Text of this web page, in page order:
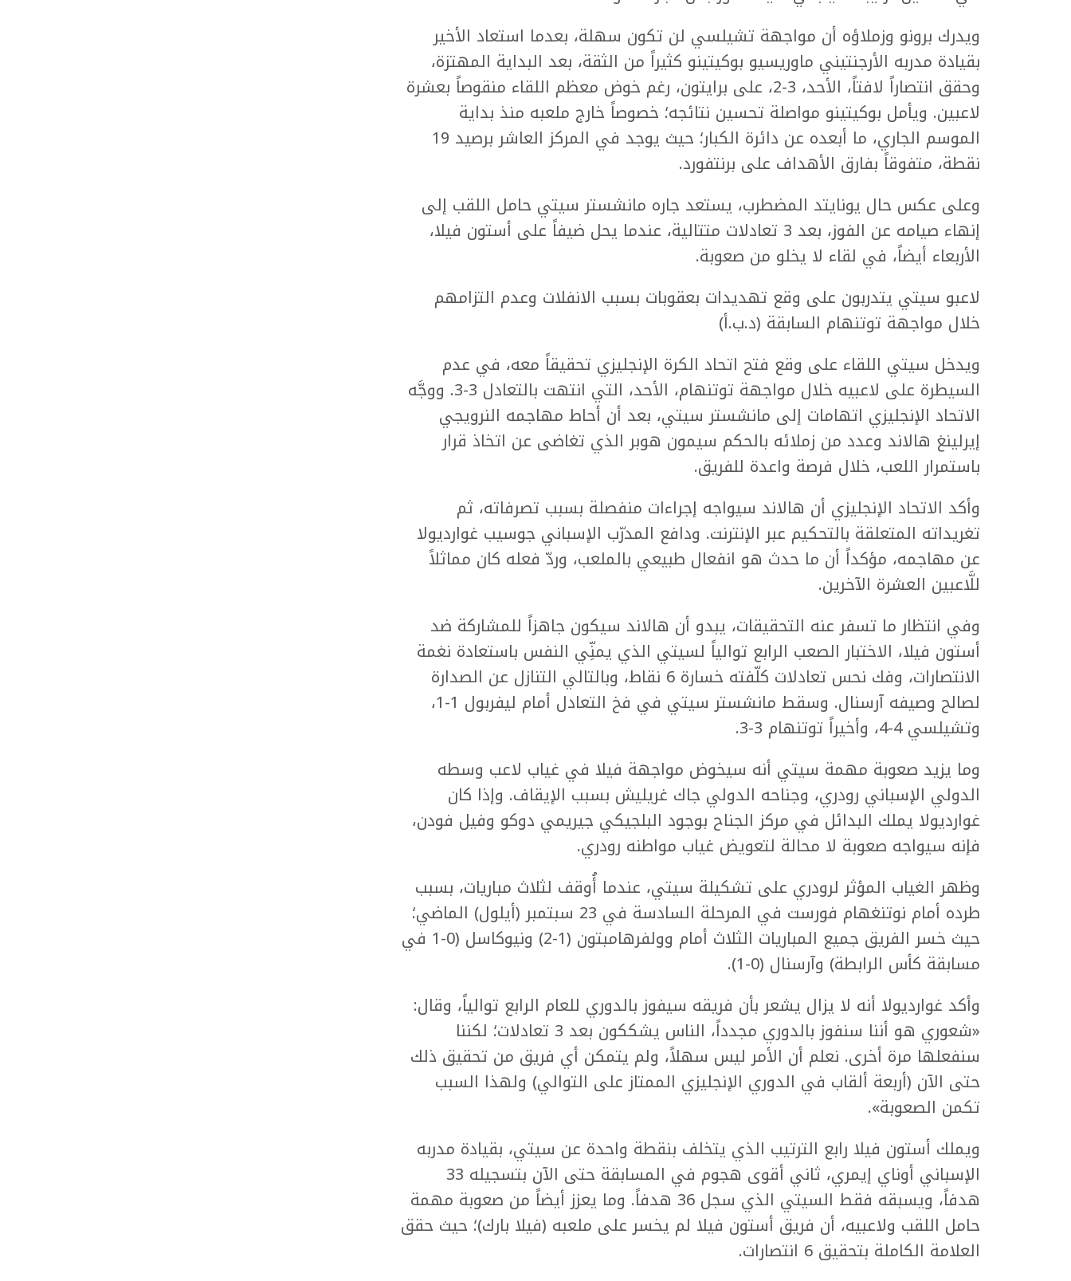
ويدرك برونو وزملاؤه أن مواجهة تشيلسي لن تكون سهلة، بعدما استعاد الأخير
بقيادة مدربه الأرجنتيني ماوريسيو بوكيتينو كثيراً من الثقة، بعد البداية المهتزة،
وحقق انتصاراً لافتاً، الأحد، 3-2، على برايتون، رغم خوض معظم اللقاء منقوصاً بعشرة
لاعبين. ويأمل بوكيتينو مواصلة تحسين نتائجه؛ خصوصاً خارج ملعبه منذ بداية
الموسم الجاري، ما أبعده عن دائرة الكبار؛ حيث يوجد في المركز العاشر برصيد 19
نقطة، متفوقاً بفارق الأهداف على برنتفورد.
وعلى عكس حال يونايتد المضطرب، يستعد جاره مانشستر سيتي حامل اللقب إلى
إنهاء صيامه عن الفوز، بعد 3 تعادلات متتالية، عندما يحل ضيفاً على أستون فيلا،
الأربعاء أيضاً، في لقاء لا يخلو من صعوبة.
لاعبو سيتي يتدربون على وقع تهديدات بعقوبات بسبب الانفلات وعدم التزامهم
خلال مواجهة توتنهام السابقة (د.ب.أ)
ويدخل سيتي اللقاء على وقع فتح اتحاد الكرة الإنجليزي تحقيقاً معه، في عدم
السيطرة على لاعبيه خلال مواجهة توتنهام، الأحد، التي انتهت بالتعادل 3-3. ووجَّه
الاتحاد الإنجليزي اتهامات إلى مانشستر سيتي، بعد أن أحاط مهاجمه النرويجي
إيرلينغ هالاند وعدد من زملائه بالحكم سيمون هوبر الذي تغاضى عن اتخاذ قرار
باستمرار اللعب، خلال فرصة واعدة للفريق.
وأكد الاتحاد الإنجليزي أن هالاند سيواجه إجراءات منفصلة بسبب تصرفاته، ثم
تغريداته المتعلقة بالتحكيم عبر الإنترنت. ودافع المدرّب الإسباني جوسيب غوارديولا
عن مهاجمه، مؤكداً أن ما حدث هو انفعال طبيعي بالملعب، وردّ فعله كان مماثلاً
للَّاعبين العشرة الآخرين.
وفي انتظار ما تسفر عنه التحقيقات، يبدو أن هالاند سيكون جاهزاً للمشاركة ضد
أستون فيلا، الاختبار الصعب الرابع توالياً لسيتي الذي يمنِّي النفس باستعادة نغمة
الانتصارات، وفك نحس تعادلات كلّفته خسارة 6 نقاط، وبالتالي التنازل عن الصدارة
لصالح وصيفه آرسنال. وسقط مانشستر سيتي في فخ التعادل أمام ليفربول 1-1،
وتشيلسي 4-4، وأخيراً توتنهام 3-3.
وما يزيد صعوبة مهمة سيتي أنه سيخوض مواجهة فيلا في غياب لاعب وسطه
الدولي الإسباني رودري، وجناحه الدولي جاك غريليش بسبب الإيقاف. وإذا كان
غوارديولا يملك البدائل في مركز الجناح بوجود البلجيكي جيريمي دوكو وفيل فودن،
فإنه سيواجه صعوبة لا محالة لتعويض غياب مواطنه رودري.
وظهر الغياب المؤثر لرودري على تشكيلة سيتي، عندما أُوقف لثلاث مباريات، بسبب
طرده أمام نوتنغهام فورست في المرحلة السادسة في 23 سبتمبر (أيلول) الماضي؛
حيث خسر الفريق جميع المباريات الثلاث أمام وولفرهامبتون (1-2) ونيوكاسل (0-1 في
مسابقة كأس الرابطة) وآرسنال (0-1).
وأكد غوارديولا أنه لا يزال يشعر بأن فريقه سيفوز بالدوري للعام الرابع توالياً، وقال:
«شعوري هو أننا سنفوز بالدوري مجدداً، الناس يشككون بعد 3 تعادلات؛ لكننا
سنفعلها مرة أخرى. نعلم أن الأمر ليس سهلاً، ولم يتمكن أي فريق من تحقيق ذلك
حتى الآن (أربعة ألقاب في الدوري الإنجليزي الممتاز على التوالي) ولهذا السبب
تكمن الصعوبة».
ويملك أستون فيلا رابع الترتيب الذي يتخلف بنقطة واحدة عن سيتي، بقيادة مدربه
الإسباني أوناي إيمري، ثاني أقوى هجوم في المسابقة حتى الآن بتسجيله 33
هدفاً، ويسبقه فقط السيتي الذي سجل 36 هدفاً. وما يعزز أيضاً من صعوبة مهمة
حامل اللقب ولاعبيه، أن فريق أستون فيلا لم يخسر على ملعبه (فيلا بارك)؛ حيث حقق
العلامة الكاملة بتحقيق 6 انتصارات.